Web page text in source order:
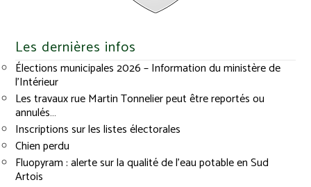
Les dernières infos
Élections municipales 2026 – Information du ministère de
l’Intérieur
Les travaux rue Martin Tonnelier peut être reportés ou
annulés…
Inscriptions sur les listes électorales
Chien perdu
Fluopyram : alerte sur la qualité de l’eau potable en Sud
Artois